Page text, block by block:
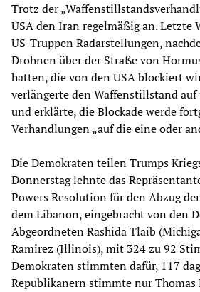
Trotz der
USA den Iran regelmäßig an. Letzte
US-Truppen Radarstellungen,
Drohnen über der Straße von
hatten, die von den USA blockiert
verlängerte den Waffenstillstand
und erklärte, die Blockade werde
Verhandlungen „auf die eine oder
Die Demokraten teilen Trumps
Donnerstag lehnte das
Powers Resolution für den Abzug
dem Libanon, eingebracht von den
Abgeordneten Rashida Tlaib
Ramirez (Illinois), mit 324 zu 92
Demokraten stimmten dafür, 117
Republikanern stimmte nur Thomas